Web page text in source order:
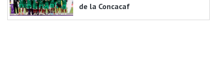
de la Concacaf